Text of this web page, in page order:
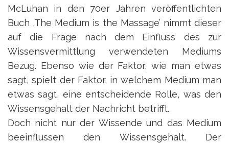
McLuhan in den 70er Jahren veröffentlichten
Buch ‚The Medium is the Massage’ nimmt dieser
auf die Frage nach dem Einfluss des zur
Wissensvermittlung verwendeten Mediums
Bezug. Ebenso wie der Faktor, wie man etwas
sagt, spielt der Faktor, in welchem Medium man
etwas sagt, eine entscheidende Rolle, was den
Wissensgehalt der Nachricht betrifft.
Doch nicht nur der Wissende und das Medium
beeinflussen den Wissensgehalt. Der